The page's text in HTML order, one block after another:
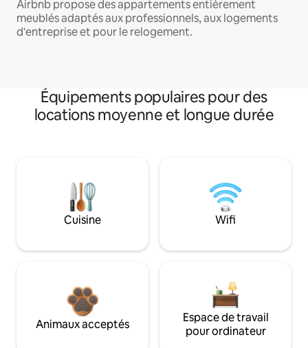
Airbnb propose des appartements entièrement
meublés adaptés aux professionnels, aux logements
d'entreprise et pour le relogement.
Équipements populaires pour des
locations moyenne et longue durée
Cuisine Wifi
Animaux acceptés
Espace de travail
pour ordinateur